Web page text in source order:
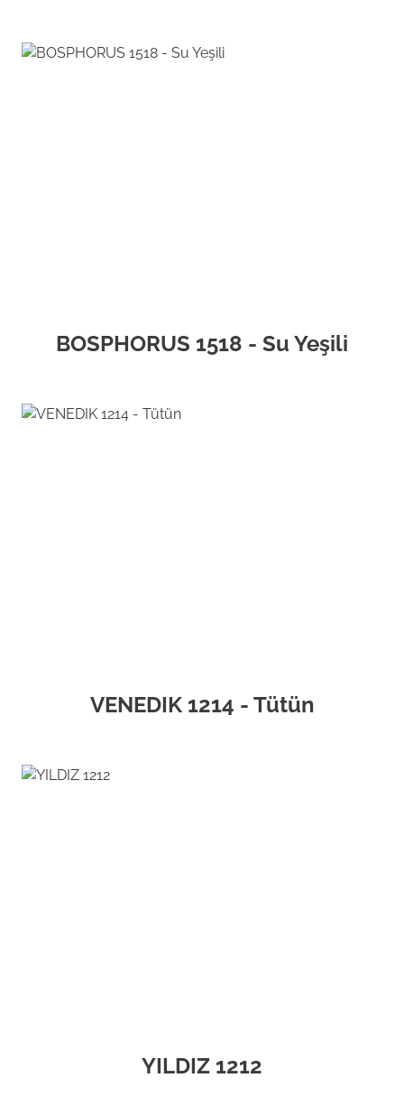
BOSPHORUS 1518 - Su Yeşili
VENEDIK 1214 - Tütün
YILDIZ 1212